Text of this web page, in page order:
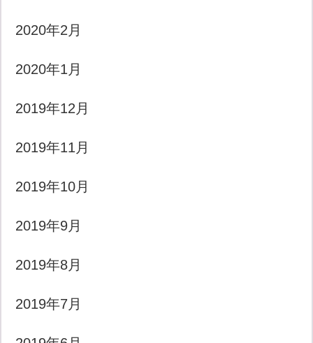
2020年2月
2020年1月
2019年12月
2019年11月
2019年10月
2019年9月
2019年8月
2019年7月